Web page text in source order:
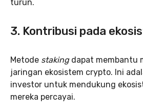
turun.
3. Kontribusi pada
Metode stakingdapat membantu
jaringan ekosistem crypto. Ini
investor untuk mendukung
mereka percayai.